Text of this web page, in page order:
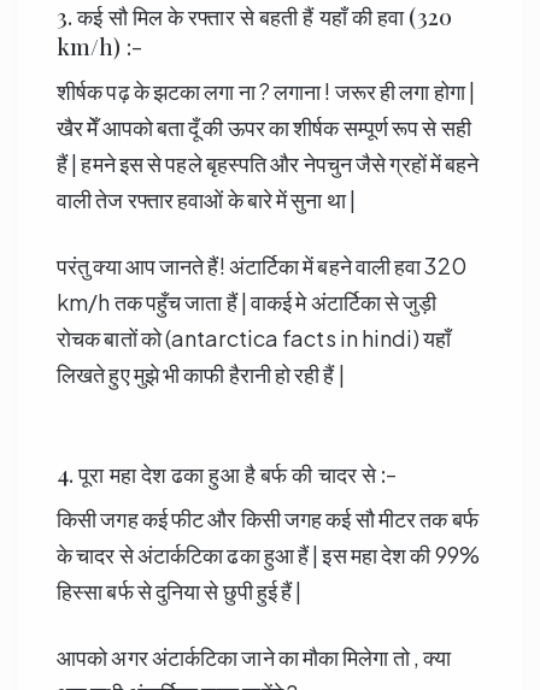
3. कई सौ मिल के रफ्तार से बहती हैं यहाँ की हवा (320
km/h) :-
शीर्षक पढ़ के झटका लगा ना ? लगाना ! जरूर ही लगा होगा |
खैर मेँ आपको बता दूँ की ऊपर का शीर्षक सम्पूर्ण रूप से सही
हैं | हमने इस से पहले बृहस्पति और नेपचुन जैसे ग्रहों में बहने
वाली तेज रफ्तार हवाओं के बारे में सुना था |
परंतु क्या आप जानते हैं! अंटार्टिका में बहने वाली हवा 320
km/h तक पहुँच जाता हैं | वाकई मे अंटार्टिका से जुड़ी
रोचक बातों को (antarctica facts in hindi) यहाँ
लिखते हुए मुझे भी काफी हैरानी हो रही हैं |
4. पूरा महा देश ढका हुआ है बर्फ की चादर से :-
किसी जगह कई फीट और किसी जगह कई सौ मीटर तक बर्फ
के चादर से अंटार्कटिका ढका हुआ हैं | इस महा देश की 99%
हिस्सा बर्फ से दुनिया से छुपी हुई हैं |
आपको अगर अंटार्कटिका जाने का मौका मिलेगा तो , क्या